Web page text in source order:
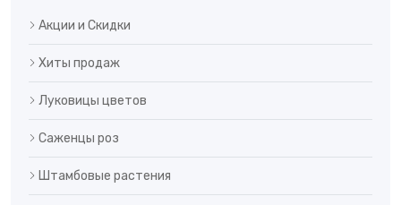
Акции и Скидки
Хиты продаж
Луковицы цветов
Саженцы роз
Штамбовые растения